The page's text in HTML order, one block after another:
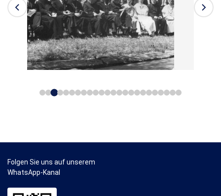
Folgen Sie uns auf unserem
WhatsApp-Kanal